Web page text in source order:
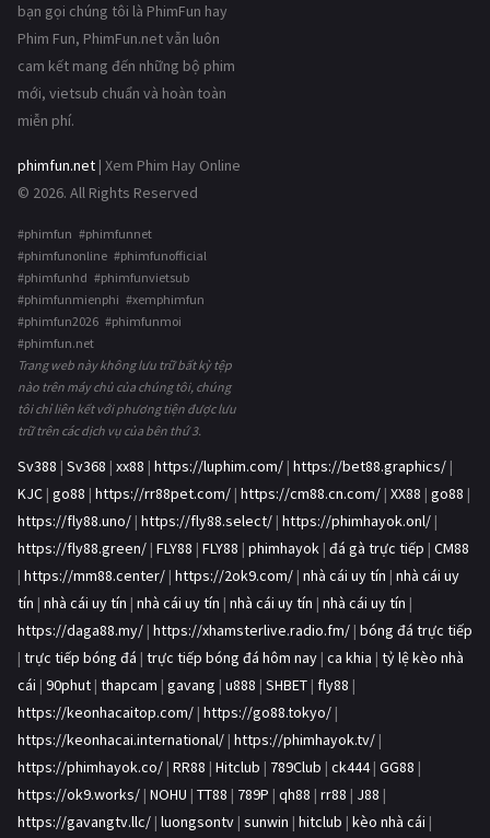
bạn gọi chúng tôi là PhimFun hay
Phim Fun, PhimFun.net vẫn luôn
cam kết mang đến những bộ phim
mới, vietsub chuẩn và hoàn toàn
miễn phí.
phimfun.net | Xem Phim Hay Online
© 2026. All Rights Reserved
#phimfun #phimfunnet
#phimfunonline #phimfunofficial
#phimfunhd #phimfunvietsub
#phimfunmienphi #xemphimfun
#phimfun2026 #phimfunmoi
#phimfun.net
Trang web này không lưu trữ bất kỳ tệp
nào trên máy chủ của chúng tôi, chúng
tôi chỉ liên kết với phương tiện được lưu
trữ trên các dịch vụ của bên thứ 3.
Sv388 | Sv368 | xx88 | https://luphim.com/ | https://bet88.graphics/ |
KJC | go88 | https://rr88pet.com/ | https://cm88.cn.com/ | XX88 | go88 |
https://fly88.uno/ | https://fly88.select/ | https://phimhayok.onl/ |
https://fly88.green/ | FLY88 | FLY88 | phimhayok | đá gà trực tiếp | CM88
| https://mm88.center/ | https://2ok9.com/ | nhà cái uy tín | nhà cái uy
tín | nhà cái uy tín | nhà cái uy tín | nhà cái uy tín | nhà cái uy tín |
https://daga88.my/ | https://xhamsterlive.radio.fm/ | bóng đá trực tiếp
| trực tiếp bóng đá | trực tiếp bóng đá hôm nay | ca khia | tỷ lệ kèo nhà
cái | 90phut | thapcam | gavang | u888 | SHBET | fly88 |
https://keonhacaitop.com/ | https://go88.tokyo/ |
https://keonhacai.international/ | https://phimhayok.tv/ |
https://phimhayok.co/ | RR88 | Hitclub | 789Club | ck444| GG88 |
https://ok9.works/ | NOHU | TT88 | 789P | qh88 | rr88 | J88 |
https://gavangtv.llc/ | luongsontv | sunwin | hitclub | kèo nhà cái |